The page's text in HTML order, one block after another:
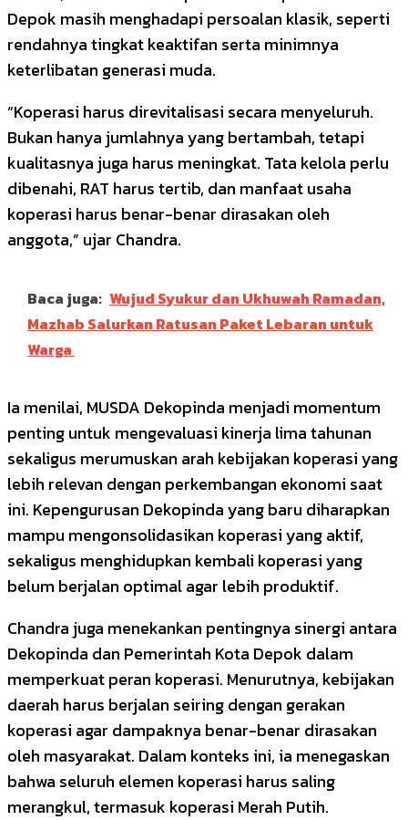
Depok masih menghadapi persoalan klasik, seperti
rendahnya tingkat keaktifan serta minimnya
keterlibatan generasi muda.
“Koperasi harus direvitalisasi secara menyeluruh.
Bukan hanya jumlahnya yang bertambah, tetapi
kualitasnya juga harus meningkat. Tata kelola perlu
dibenahi, RAT harus tertib, dan manfaat usaha
koperasi harus benar-benar dirasakan oleh
anggota,” ujar Chandra.
Baca juga: Wujud Syukur dan Ukhuwah Ramadan,
Mazhab Salurkan Ratusan Paket Lebaran untuk
Warga
Ia menilai, MUSDA Dekopinda menjadi momentum
penting untuk mengevaluasi kinerja lima tahunan
sekaligus merumuskan arah kebijakan koperasi yang
lebih relevan dengan perkembangan ekonomi saat
ini. Kepengurusan Dekopinda yang baru diharapkan
mampu mengonsolidasikan koperasi yang aktif,
sekaligus menghidupkan kembali koperasi yang
belum berjalan optimal agar lebih produktif.
Chandra juga menekankan pentingnya sinergi antara
Dekopinda dan Pemerintah Kota Depok dalam
memperkuat peran koperasi. Menurutnya, kebijakan
daerah harus berjalan seiring dengan gerakan
koperasi agar dampaknya benar-benar dirasakan
oleh masyarakat. Dalam konteks ini, ia menegaskan
bahwa seluruh elemen koperasi harus saling
merangkul, termasuk koperasi Merah Putih.